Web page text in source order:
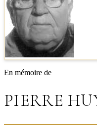
En mémoire de
PIERRE